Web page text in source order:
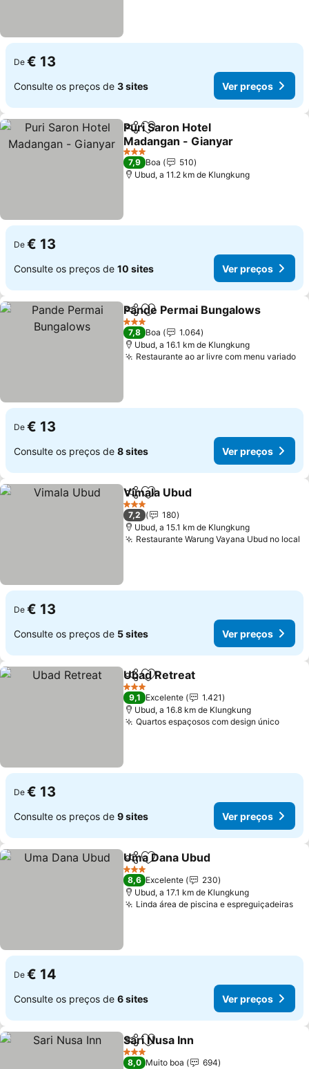
De € 13
Consulte os preços de 3 sites Ver preços
PartilharAdicionar aos favoritos
Puri Saron Hotel
Madangan - Gianyar
Ver preços
3 Estrelas
7,9 Boa
510
Ubud, a 11.2 km de Klungkung
De € 13
Consulte os preços de 10 sites Ver preços
PartilharAdicionar aos favoritos
Pande Permai Bungalows
3 Estrelas
7,8 Boa
1.064
Ubud, a 16.1 km de Klungkung
Restaurante ao ar livre com menu variado
De € 13
Consulte os preços de 8 sites Ver preços
PartilharAdicionar aos favoritos
Vimala Ubud
3 Estrelas
7,2
180
Ubud, a 15.1 km de Klungkung
Restaurante Warung Vayana Ubud no local
De € 13
Consulte os preços de 5 sites Ver preços
PartilharAdicionar aos favoritos
Ubad Retreat
3 Estrelas
9,1 Excelente
1.421
Ubud, a 16.8 km de Klungkung
Quartos espaçosos com design únicoVer
De € 13
Consulte os preços de 9 sites Ver preços
PartilharAdicionar aos favoritos
Uma Dana Ubud
3 Estrelas
8,6 Excelente
230
Ubud, a 17.1 km de Klungkung
Linda área de piscina e espreguiçadeiras
De € 14
Consulte os preços de 6 sites Ver preços
PartilharAdicionar aos favoritos
Sari Nusa Inn
3 Estrelas
8,0 Muito boa
694